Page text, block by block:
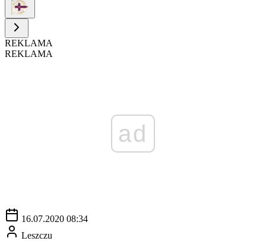
REKLAMA
REKLAMA
ad
16.07.2020 08:34
Leszczu